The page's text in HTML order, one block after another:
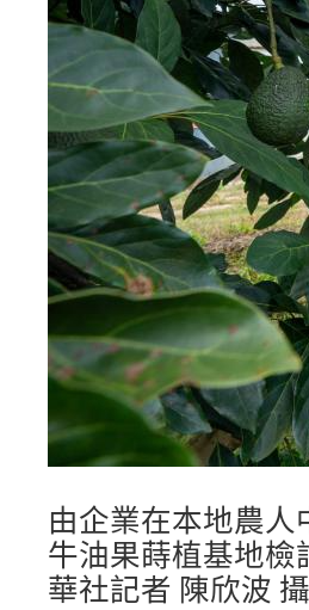
由企業在本地農
牛油果蒔植基地檢
華社記者 陳欣波 攝